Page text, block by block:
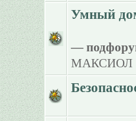
Умный
—
МАКСИОЛ